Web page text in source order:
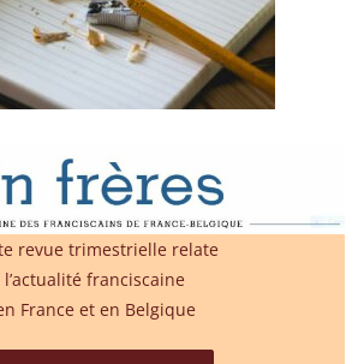
revue trimestrielle relate
l’actualité franciscaine
France et en Belgique